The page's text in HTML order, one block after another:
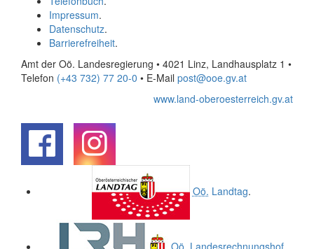
Impressum.
Datenschutz.
Barrierefreiheit.
Amt der Oö. Landesregierung • 4021 Linz, Landhausplatz 1 •
Telefon (+43 732) 77 20-0 • E-Mail post@ooe.gv.at
www.land-oberoesterreich.gv.at
Oö. Landtag.
Oö. Landesrechnungshof.